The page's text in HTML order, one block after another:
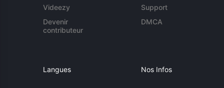
Videezy
Devenir
contributeur
Support
DMCA
Langues Nos Infos